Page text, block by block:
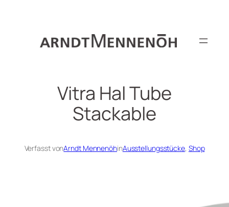
Vitra Hal Tube
Stackable
Verfasst vonArndt MennenöhinAusstellungsstücke, Shop